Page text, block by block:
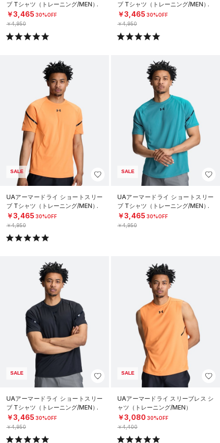
ブ Tシャツ（トレーニング/MEN）
￥3,465 30%OFF
￥4,950
ブ Tシャツ（トレーニング/MEN）
￥3,465 30%OFF
￥4,950
SALE
UAアーマードライ ショートスリー
ブ Tシャツ（トレーニング/MEN）
￥3,465 30%OFF
￥4,950
SALE
UAアーマードライ ショートスリー
ブ Tシャツ（トレーニング/MEN）
￥3,465 30%OFF
￥4,950
SALE
UAアーマードライ ショートスリー
ブ Tシャツ（トレーニング/MEN）
￥3,465 30%OFF
￥4,950
SALE
UAアーマードライ スリーブレス シ
ャツ（トレーニング/MEN）
￥3,080 30%OFF
￥4,400